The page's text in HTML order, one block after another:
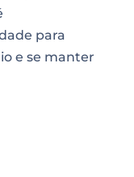
para
e se manter